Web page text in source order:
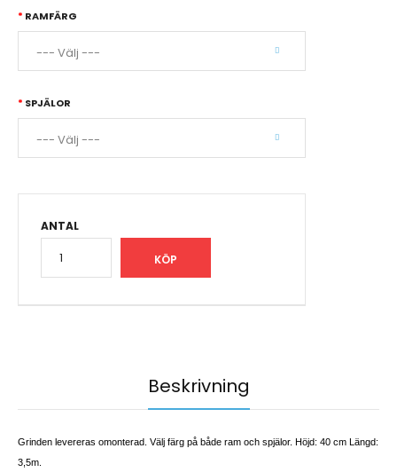
RAMFÄRG
SPJÄLOR
ANTAL
Beskrivning
Grinden levereras omonterad. Välj färg på både ram och spjälor. Höjd: 40 cm Längd:
3,5m.